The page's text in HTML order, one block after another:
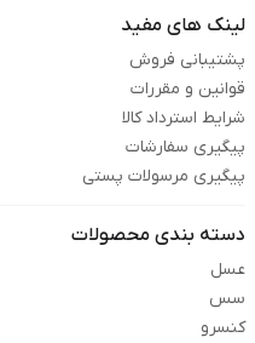
لینک های مفید
پشتیبانی فروش
قوانین و مقررات
شرایط استرداد کالا
پیگیری سفارشات
پیگیری مرسولات پستی
دسته بندی محصولات
عسل
سس
کنسرو